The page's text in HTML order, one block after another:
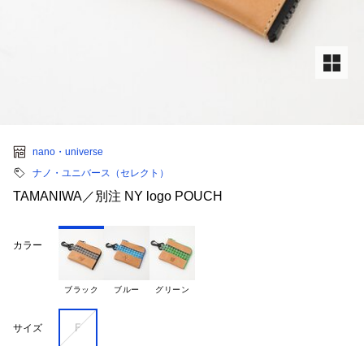
nano・universe
ナノ・ユニバース（セレクト）
TAMANIWA／別注 NY logo POUCH
カラー
ブラック ブルー グリーン
サイズ Ｆ